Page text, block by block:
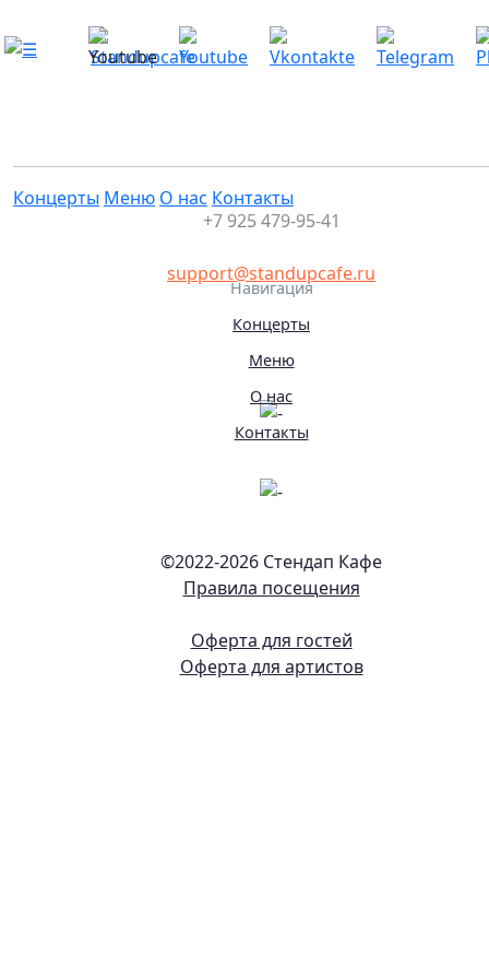
Концерты Меню О нас Контакты
+7 925 479-95-41
support@standupcafe.ru
Навигация
Концерты
Меню
О нас
Контакты
©2022-2026 Стендап Кафе
Правила посещения
Оферта для гостей
Оферта для артистов